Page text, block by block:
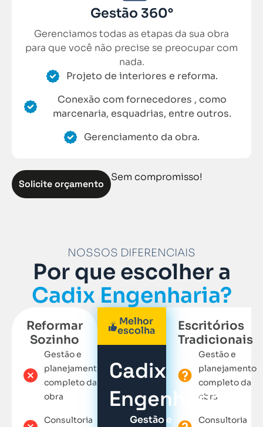
Gestão 360°
Gerenciamos todas as etapas da sua obra
para que você não precise se preocupar com
nada.
Projeto de interiores e reforma.
Conexão com fornecedores , como
marcenaria, esquadrias, entre outros.
Gerenciamento da obra.
Solicite orçamento
Sem compromisso!
NOSSOS DIFERENCIAIS
Por que escolher a
Cadix Engenharia?
Reformar
Sozinho
Gestão e
planejamento
completo da
obra
Consultoria
Melhor
escolha
Cadix
Engenharia
Gestão e
Escritórios
Tradicionais
Gestão e
planejamento
completo da
obra
Consultoria